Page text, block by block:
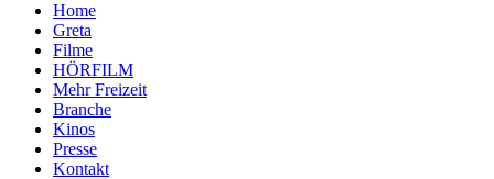
Home
Greta
Filme
HÖRFILM
Mehr Freizeit
Branche
Kinos
Presse
Kontakt